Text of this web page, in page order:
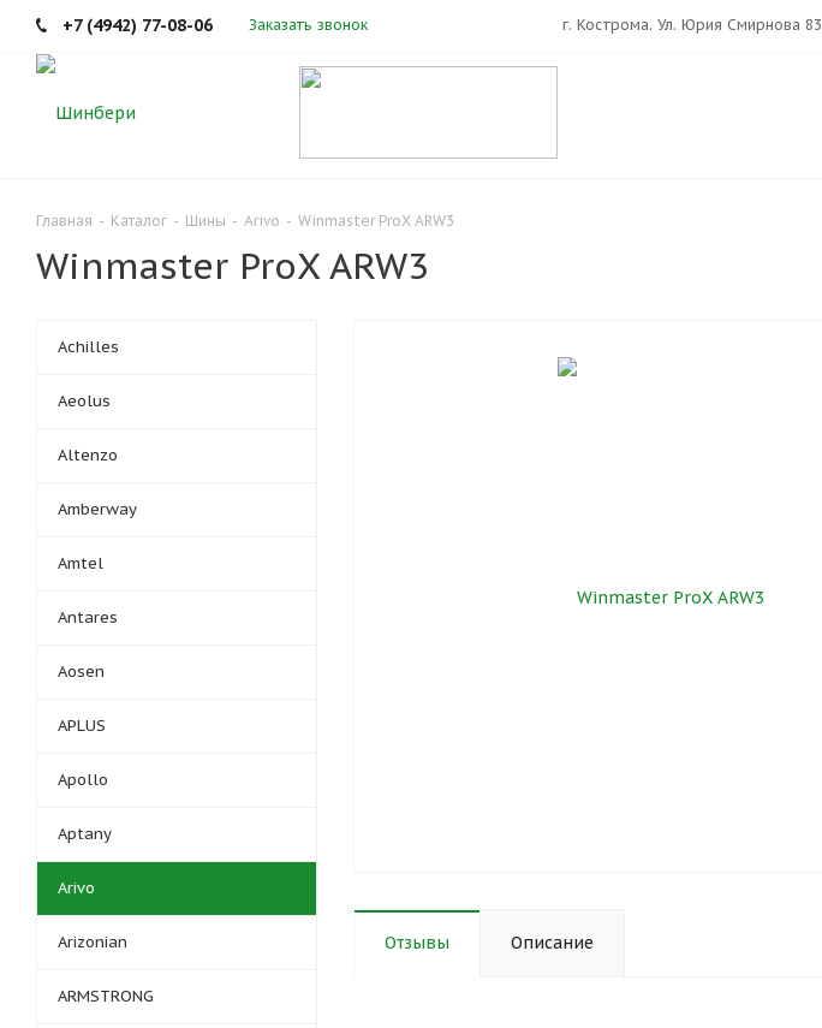
+7 (4942) 77-08-06 Заказать звонок г. Кострома. Ул. Юрия Смирнова 83
Главная - Каталог - Шины - Arivo - Winmaster ProX ARW3
Winmaster ProX ARW3
Отзывы Описание
Achilles
Aeolus
Altenzo
Amberway
Amtel
Antares
Aosen
APLUS
Apollo
Aptany
Arivo
Arizonian
ARMSTRONG